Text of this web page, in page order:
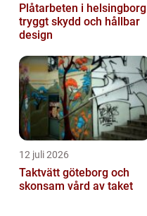
Plåtarbeten i helsingborg
tryggt skydd och hållbar
design
12 juli 2026
Taktvätt göteborg och
skonsam vård av taket